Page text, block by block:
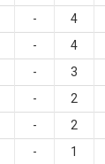
- 4
- 4
- 3
- 2
- 2
- 1